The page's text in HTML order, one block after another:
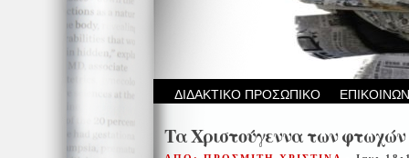
ΔΙΔΑΚΤΙΚΟ ΠΡΟΣΩΠΙΚΟ
Τα Χριστούγεννα των φτωχών